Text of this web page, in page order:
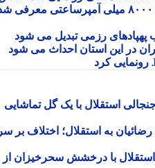
گوشی M8 Power پوکو با باتری ۸۰۰۰ میلی آمپرساعتی معرفی شد
رزمی تبدیل می شود
در این استان احداث می شود
استقلال با یک گل تماشایی
به استقلال؛ اختلاف بر سر
با درخشش سحرخیزان از